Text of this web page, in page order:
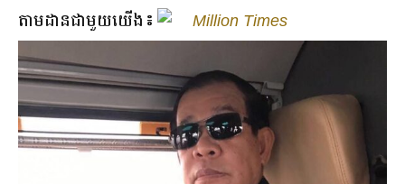
តាមដានជាមួយយើង៖ Million Times